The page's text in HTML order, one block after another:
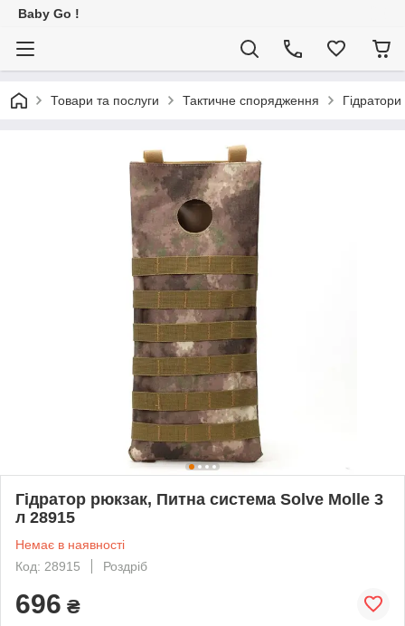
Baby Go !
Товари та послуги Тактичне спорядження Гідратори
Гідратор рюкзак, Питна система Solve Molle 3
л 28915
Немає в наявності
Код: 28915
Роздріб
696 ₴